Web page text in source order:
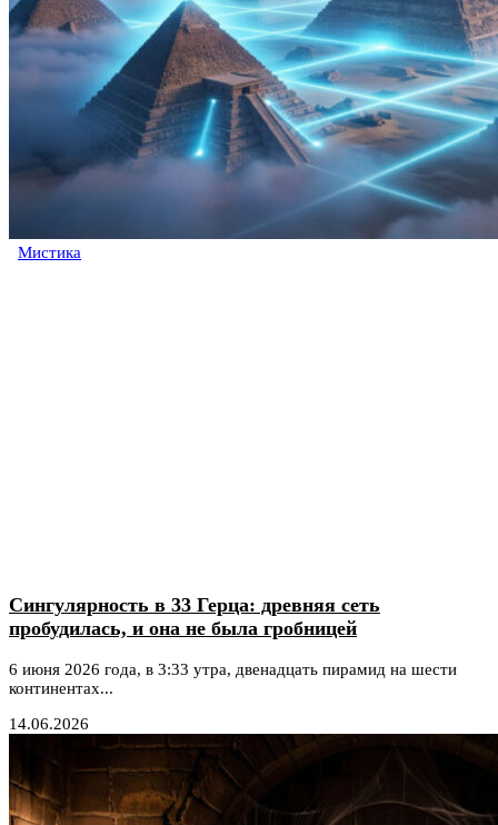
Мистика
Сингулярность в 33 Герца: древняя сеть
пробудилась, и она не была гробницей
6 июня 2026 года, в 3:33 утра, двенадцать пирамид на шести
континентах...
14.06.2026